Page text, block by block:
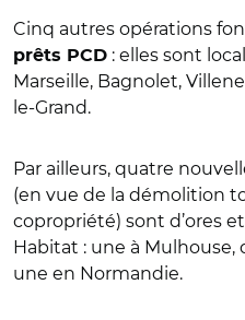
Cinq autres opérations
prêts PCD : elles sont
Marseille, Bagnolet,
le-Grand.
Par ailleurs, quatre
(en vue de la démolition
copropriété) sont d’ores
Habitat : une à Mulhouse,
une en Normandie.